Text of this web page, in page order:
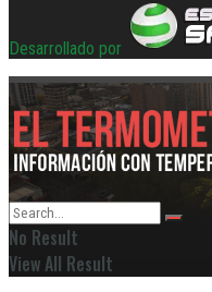
Desarrollado por
No Result
View All Result